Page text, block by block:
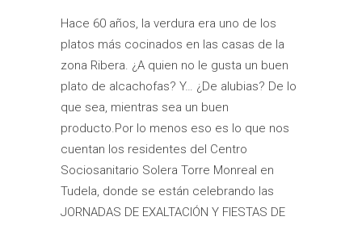
Hace 60 años, la verdura era uno de los
platos más cocinados en las casas de la
zona Ribera. ¿A quien no le gusta un buen
plato de alcachofas? Y… ¿De alubias? De lo
que sea, mientras sea un buen
producto.Por lo menos eso es lo que nos
cuentan los residentes del Centro
Sociosanitario Solera Torre Monreal en
Tudela, donde se están celebrando las
JORNADAS DE EXALTACIÓN Y FIESTAS DE